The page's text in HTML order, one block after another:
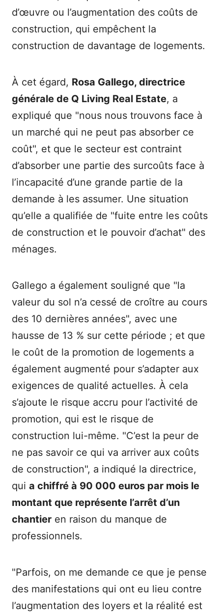
d’œuvre ou l’augmentation des coûts de
construction, qui empêchent la
construction de davantage de logements.
À cet égard, Rosa Gallego, directrice
générale de Q Living Real Estate, a
expliqué que "nous nous trouvons face à
un marché qui ne peut pas absorber ce
coût", et que le secteur est contraint
d’absorber une partie des surcoûts face à
l’incapacité d’une grande partie de la
demande à les assumer. Une situation
qu’elle a qualifiée de "fuite entre les coûts
de construction et le pouvoir d’achat" des
ménages.
Gallego a également souligné que "la
valeur du sol n’a cessé de croître au cours
des 10 dernières années", avec une
hausse de 13 % sur cette période ; et que
le coût de la promotion de logements a
également augmenté pour s’adapter aux
exigences de qualité actuelles. À cela
s’ajoute le risque accru pour l’activité de
promotion, qui est le risque de
construction lui-même. "C’est la peur de
ne pas savoir ce qui va arriver aux coûts
de construction", a indiqué la directrice,
qui a chiffré à 90 000 euros par mois le
montant que représente l’arrêt d’un
chantier en raison du manque de
professionnels.
"Parfois, on me demande ce que je pense
des manifestations qui ont eu lieu contre
l’augmentation des loyers et la réalité est